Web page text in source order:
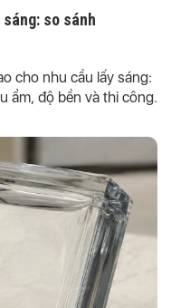
so sánh
cho nhu cầu lấy sáng:
ẩm, độ bền và thi công.